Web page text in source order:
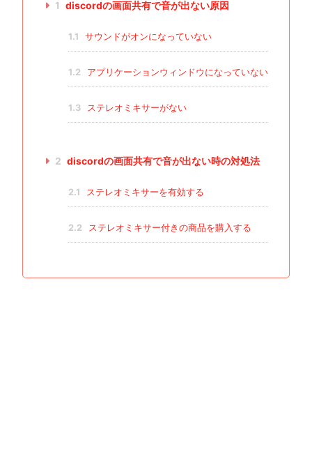
1 discordの画面共有で音が出ない原因
1.1 サウンドがオンになっていない
1.2 アプリケーションウィンドウになっていない
1.3 ステレオミキサーがない
2 discordの画面共有で音が出ない時の対処法
2.1 ステレオミキサーを有効する
2.2 ステレオミキサー付きの商品を購入する